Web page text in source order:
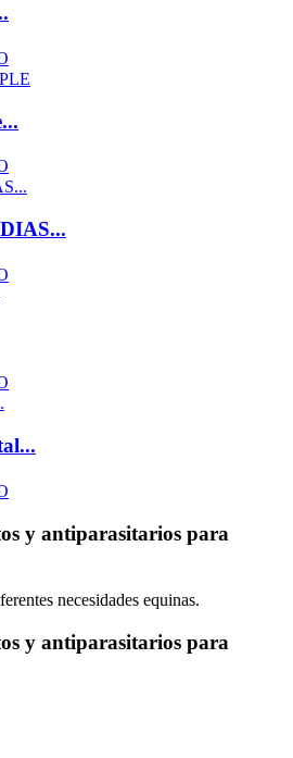
y antiparasitarios para
necesidades equinas.
y antiparasitarios para